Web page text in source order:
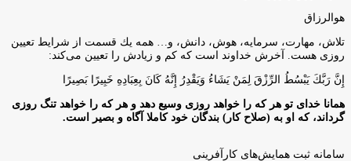
هوالرزاق
تلاش، مهارت، سرمايه، هوش، دانش، و… همه يك قسمت از شرايط تعيين
روزى هست. آخرش خداوند است كه كم و زيادش را تعيين مى‌كند:
إِنَّ رَبَّكَ يَبْسُطُ الرِّزْقَ لِمَنْ يَشَاءُ وَيَقْدِرُ إِنَّهُ كَانَ بِعِبَادِهِ خَبِيرًا بَصِيرًا
همانا خدای تو هر که را خواهد روزی وسیع دهد و هر که را خواهد تنگ روزی
گرداند، که او به (صلاح کار) بندگان خود کاملا آگاه و بصیر است.
سامانه ثبت همایش‌های کارآفرینی